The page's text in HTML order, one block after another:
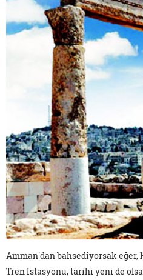
Amman'dan bahsediyorsak eğer,
Tren İstasyonu, tarihi yeni de